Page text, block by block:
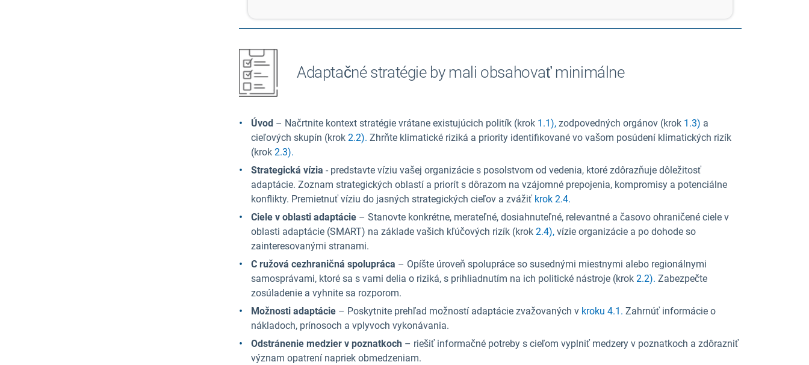
Adaptačné stratégie by mali obsahovať minimálne
Úvod – Načrtnite kontext stratégie vrátane existujúcich politík (krok 1.1), zodpovedných orgánov (krok 1.3) a
cieľových skupín (krok 2.2). Zhrňte klimatické riziká a priority identifikované vo vašom posúdení klimatických rizík
(krok 2.3).
Strategická vízia - predstavte víziu vašej organizácie s posolstvom od vedenia, ktoré zdôrazňuje dôležitosť
adaptácie. Zoznam strategických oblastí a priorít s dôrazom na vzájomné prepojenia, kompromisy a potenciálne
konflikty. Premietnuť víziu do jasných strategických cieľov a zvážiť krok 2.4.
Ciele v oblasti adaptácie – Stanovte konkrétne, merateľné, dosiahnuteľné, relevantné a časovo ohraničené ciele v
oblasti adaptácie (SMART) na základe vašich kľúčových rizík (krok 2.4), vízie organizácie a po dohode so
zainteresovanými stranami.
C ružová cezhraničná spolupráca – Opíšte úroveň spolupráce so susednými miestnymi alebo regionálnymi
samosprávami, ktoré sa s vami delia o riziká, s prihliadnutím na ich politické nástroje (krok 2.2). Zabezpečte
zosúladenie a vyhnite sa rozporom.
Možnosti adaptácie – Poskytnite prehľad možností adaptácie zvažovaných v kroku 4.1. Zahrnúť informácie o
nákladoch, prínosoch a vplyvoch vykonávania.
Odstránenie medzier v poznatkoch – riešiť informačné potreby s cieľom vyplniť medzery v poznatkoch a zdôrazniť
význam opatrení napriek obmedzeniam.